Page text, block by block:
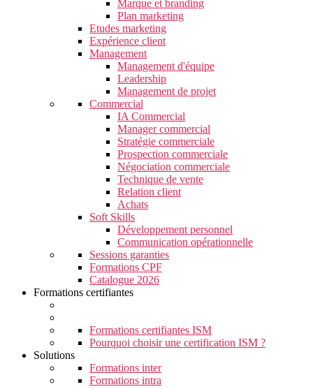
Marque et branding
Plan marketing
Etudes marketing
Expérience client
Management
Management d'équipe
Leadership
Management de projet
Commercial
IA Commercial
Manager commercial
Stratégie commerciale
Prospection commerciale
Négociation commerciale
Technique de vente
Relation client
Achats
Soft Skills
Développement personnel
Communication opérationnelle
Sessions garanties
Formations CPF
Catalogue 2026
Formations certifiantes
Formations certifiantes ISM
Pourquoi choisir une certification ISM ?
Solutions
Formations inter
Formations intra